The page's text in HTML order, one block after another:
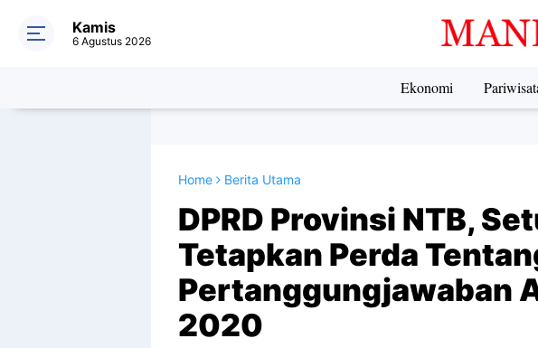
Kamis
6 Agustus 2026
Ekonomi
Home Berita Utama
DPRD Provinsi NTB,
Tetapkan Perda
Pertanggungjawaban
2020